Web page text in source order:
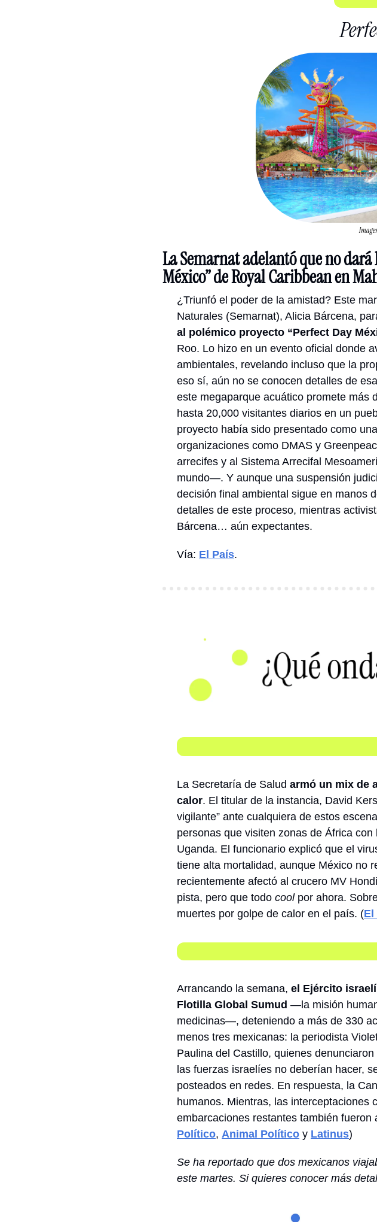
La Semarnat adelantó que no
México” de Royal Caribbean en
¿Triunfó el poder de la amistad? Este
Naturales (Semarnat), Alicia Bárcena,
al polémico proyecto “Perfect Day
Roo. Lo hizo en un evento oficial donde
ambientales, revelando incluso que la
eso sí, aún no se conocen detalles de
este megaparque acuático promete más
hasta 20,000 visitantes diarios en un
proyecto había sido presentado como
organizaciones como DMAS y
arrecifes y al Sistema Arrecifal
mundo—. Y aunque una suspensión
decisión final ambiental sigue en manos
detalles de este proceso, mientras
Bárcena… aún expectantes.
Vía: El País.
La Secretaría de Salud armó un mix de
calor. El titular de la instancia, David
vigilante” ante cualquiera de estos
personas que visiten zonas de África
Uganda. El funcionario explicó que el
tiene alta mortalidad, aunque México no
recientemente afectó al crucero MV
pista, pero que todo cool por ahora.
muertes por golpe de calor en el país. (El
Arrancando la semana, el Ejército
Flotilla Global Sumud —la misión
medicinas—, deteniendo a más de 330
menos tres mexicanas: la periodista
Paulina del Castillo, quienes
las fuerzas israelíes no deberían hacer,
posteados en redes. En respuesta, la
humanos. Mientras, las interceptaciones
embarcaciones restantes también
Político, Animal Político y Latinus)
Se ha reportado que dos mexicanos
este martes. Si quieres conocer más